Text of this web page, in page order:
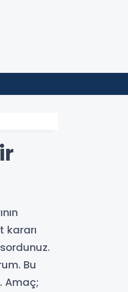
kararı
Bu
Amaç;